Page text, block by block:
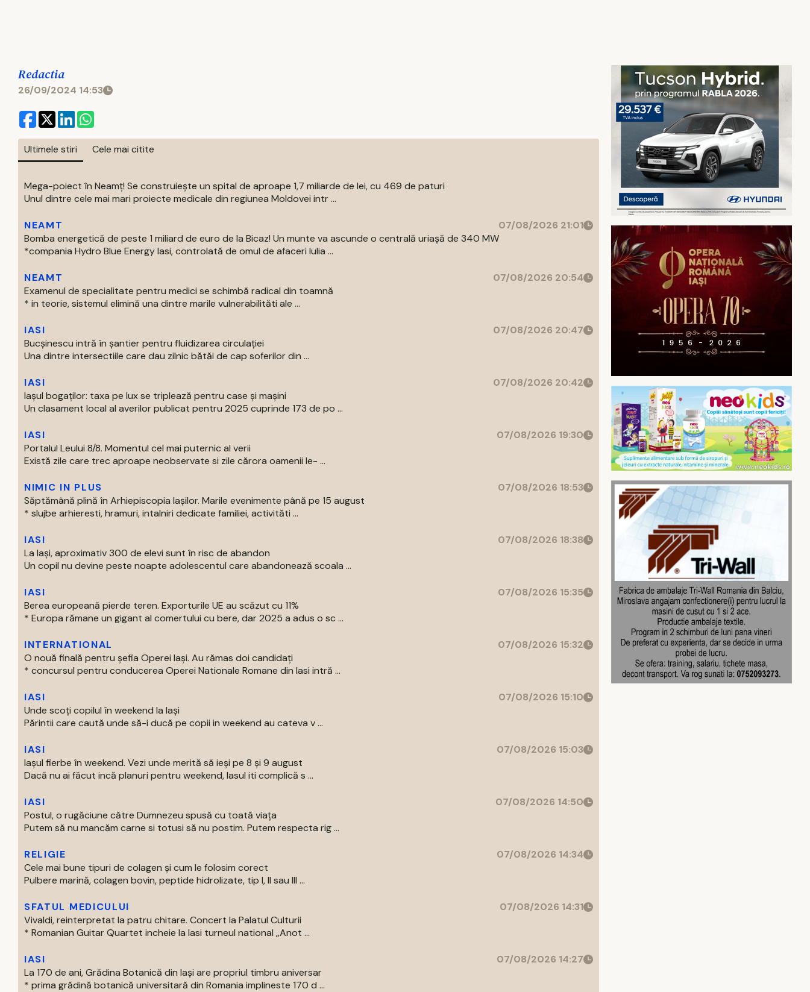
Redactia
26/09/2024 14:53
Ultimele stiri Cele mai citite
Mega-poiect în Neamț! Se construiește un spital de aproape 1,7 miliarde de lei, cu 469 de paturi
Unul dintre cele mai mari proiecte medicale din regiunea Moldovei intr ...
NEAMT
07/08/2026 21:01
Bomba energetică de peste 1 miliard de euro de la Bicaz! Un munte va ascunde o centrală uriașă de 340 MW
*compania Hydro Blue Energy Iasi, controlată de omul de afaceri Iulia ...
NEAMT
07/08/2026 20:54
Examenul de specialitate pentru medici se schimbă radical din toamnă
* in teorie, sistemul elimină una dintre marile vulnerabilităti ale ...
IASI
07/08/2026 20:47
Bucșinescu intră în șantier pentru fluidizarea circulației
Una dintre intersectiile care dau zilnic bătăi de cap soferilor din ...
IASI
07/08/2026 20:42
Iașul bogaților: taxa pe lux se triplează pentru case și mașini
Un clasament local al averilor publicat pentru 2025 cuprinde 173 de po ...
IASI
07/08/2026 19:30
Portalul Leului 8/8. Momentul cel mai puternic al verii
Există zile care trec aproape neobservate si zile cărora oamenii le- ...
NIMIC IN PLUS
07/08/2026 18:53
Săptămână plină în Arhiepiscopia Iașilor. Marile evenimente până pe 15 august
* slujbe arhieresti, hramuri, intalniri dedicate familiei, activităti ...
IASI
07/08/2026 18:38
La Iași, aproximativ 300 de elevi sunt în risc de abandon
Un copil nu devine peste noapte adolescentul care abandonează scoala ...
IASI
07/08/2026 15:35
Berea europeană pierde teren. Exporturile UE au scăzut cu 11%
* Europa rămane un gigant al comertului cu bere, dar 2025 a adus o sc ...
INTERNATIONAL
07/08/2026 15:32
O nouă finală pentru șefia Operei Iași. Au rămas doi candidați
* concursul pentru conducerea Operei Nationale Romane din Iasi intră ...
IASI
07/08/2026 15:10
Unde scoți copilul în weekend la Iași
Părintii care caută unde să-i ducă pe copii in weekend au cateva v ...
IASI
07/08/2026 15:03
Iașul fierbe în weekend. Vezi unde merită să ieși pe 8 și 9 august
Dacă nu ai făcut incă planuri pentru weekend, Iasul iti complică s ...
IASI
07/08/2026 14:50
Postul, o rugăciune către Dumnezeu spusă cu toată viața
Putem să nu mancăm carne si totusi să nu postim. Putem respecta rig ...
RELIGIE
07/08/2026 14:34
Cele mai bune tipuri de colagen și cum le folosim corect
Pulbere marină, colagen bovin, peptide hidrolizate, tip I, II sau III ...
SFATUL MEDICULUI
07/08/2026 14:31
Vivaldi, reinterpretat la patru chitare. Concert la Palatul Culturii
* Romanian Guitar Quartet incheie la Iasi turneul national „Anot ...
IASI
07/08/2026 14:27
La 170 de ani, Grădina Botanică din Iași are propriul timbru aniversar
* prima grădină botanică universitară din Romania implineste 170 d ...